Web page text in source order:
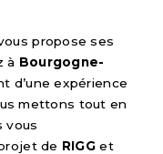
propose ses
à Bourgogne-
d’une expérience
mettons tout en
vous
de RIGGet